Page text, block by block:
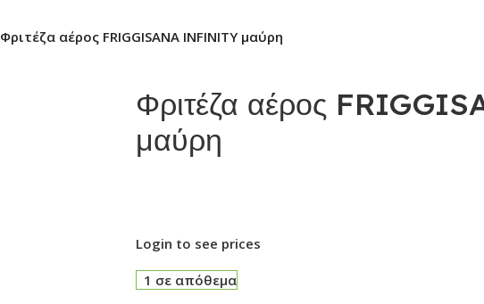
Φριτέζα αέρος FRIGGISANA INFINITY μαύρη
Φριτέζα αέρος
μαύρη
Login to see prices
1 σε απόθεμα